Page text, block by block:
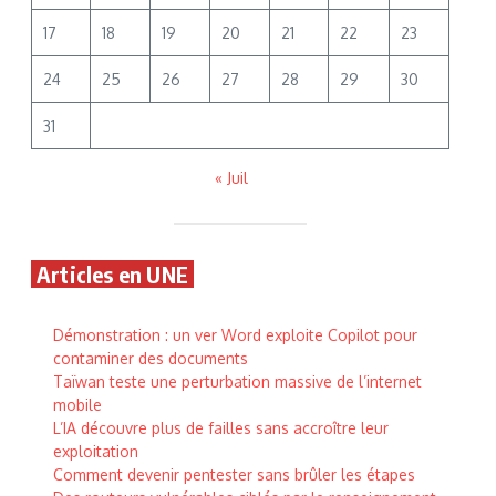
17 18 19 20 21 22 23
24 25 26 27 28 29 30
31
« Juil
Articles en UNE
Démonstration : un ver Word exploite Copilot pour
contaminer des documents
Taïwan teste une perturbation massive de l’internet
mobile
L’IA découvre plus de failles sans accroître leur
exploitation
Comment devenir pentester sans brûler les étapes